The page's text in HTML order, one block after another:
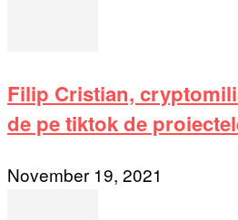
Filip Cristian,
de pe tiktok de
November 19, 2021